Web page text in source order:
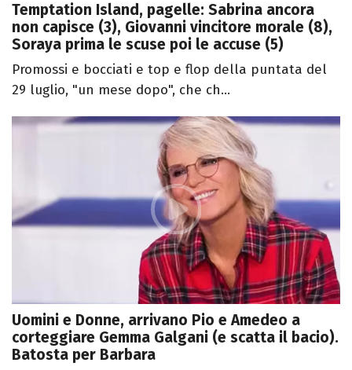
Temptation Island, pagelle: Sabrina ancora
non capisce (3), Giovanni vincitore morale (8),
Soraya prima le scuse poi le accuse (5)
Promossi e bocciati e top e flop della puntata del
29 luglio, "un mese dopo", che ch...
Uomini e Donne, arrivano Pio e Amedeo a
corteggiare Gemma Galgani (e scatta il bacio).
Batosta per Barbara